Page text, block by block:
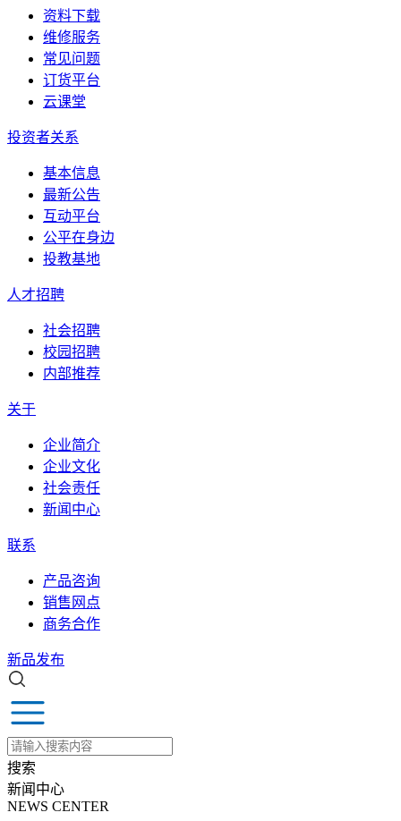
资料下载
维修服务
常见问题
订货平台
云课堂
投资者关系
基本信息
最新公告
互动平台
公平在身边
投教基地
人才招聘
社会招聘
校园招聘
内部推荐
关于
企业简介
企业文化
社会责任
新闻中心
联系
产品咨询
销售网点
商务合作
新品发布
搜索
新闻中心
NEWS CENTER